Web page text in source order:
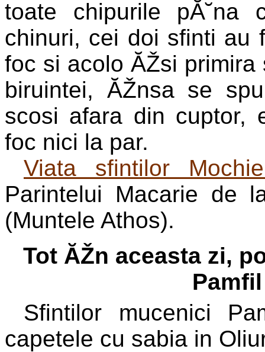
toate chipurile
chinuri, cei doi sfinti au
foc si acolo ĂŽsi primira
biruintei, ĂŽnsa se
scosi afara din cuptor,
foc nici la par.
Viata sfintilor
Parintelui Macarie de
(Muntele Athos).
Tot ĂŽn aceasta zi,
Sfintilor mucenici
capetele cu sabia in